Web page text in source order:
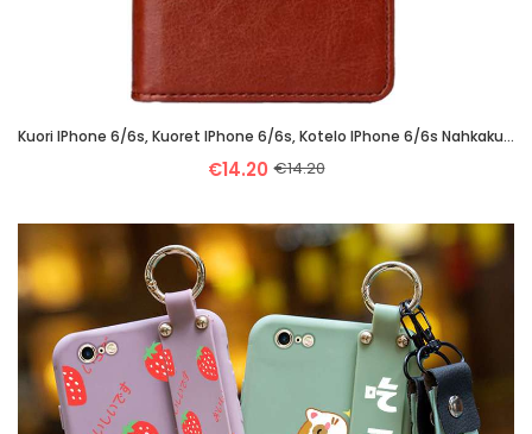
Kuori IPhone 6/6s, Kuoret IPhone 6/6s, Kotelo IPhone 6/6s Nahkakuori Salkku Puhelimen Kortti Oranssi
€14.20 €14.20